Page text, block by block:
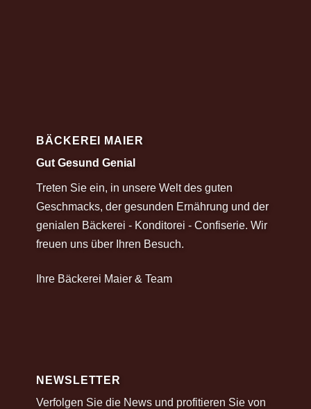
BÄCKEREI MAIER
Gut Gesund Genial
Treten Sie ein, in unsere Welt des guten
Geschmacks, der gesunden Ernährung und der
genialen Bäckerei - Konditorei - Confiserie. Wir
freuen uns über Ihren Besuch.
Ihre Bäckerei Maier & Team
NEWSLETTER
Verfolgen Sie die News und profitieren Sie von